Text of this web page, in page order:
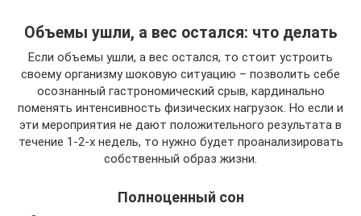
Объемы ушли, а вес остался: что делать
Если объемы ушли, а вес остался, то стоит устроить
своему организму шоковую ситуацию – позволить себе
осознанный гастрономический срыв, кардинально
поменять интенсивность физических нагрузок. Но если и
эти мероприятия не дают положительного результата в
течение 1-2-х недель, то нужно будет проанализировать
собственный образ жизни.
Полноценный сон